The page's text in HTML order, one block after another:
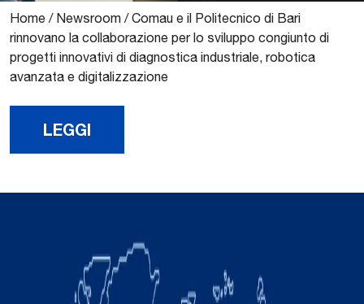
Home / Newsroom /Comau e il Politecnico di Bari
rinnovano la collaborazione per lo sviluppo congiunto di
progetti innovativi di diagnostica industriale, robotica
avanzata e digitalizzazione
LEGGI